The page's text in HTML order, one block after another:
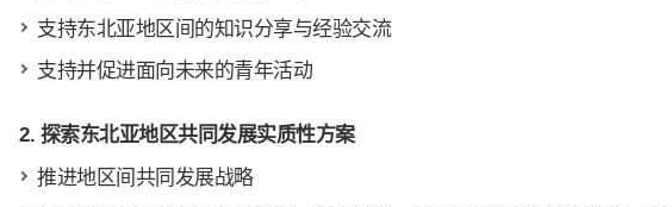
支持东北亚地区间的知识分享与经验交流
支持并促进面向未来的青年活动
2. 探索东北亚地区共同发展实质性方案
推进地区间共同发展战略